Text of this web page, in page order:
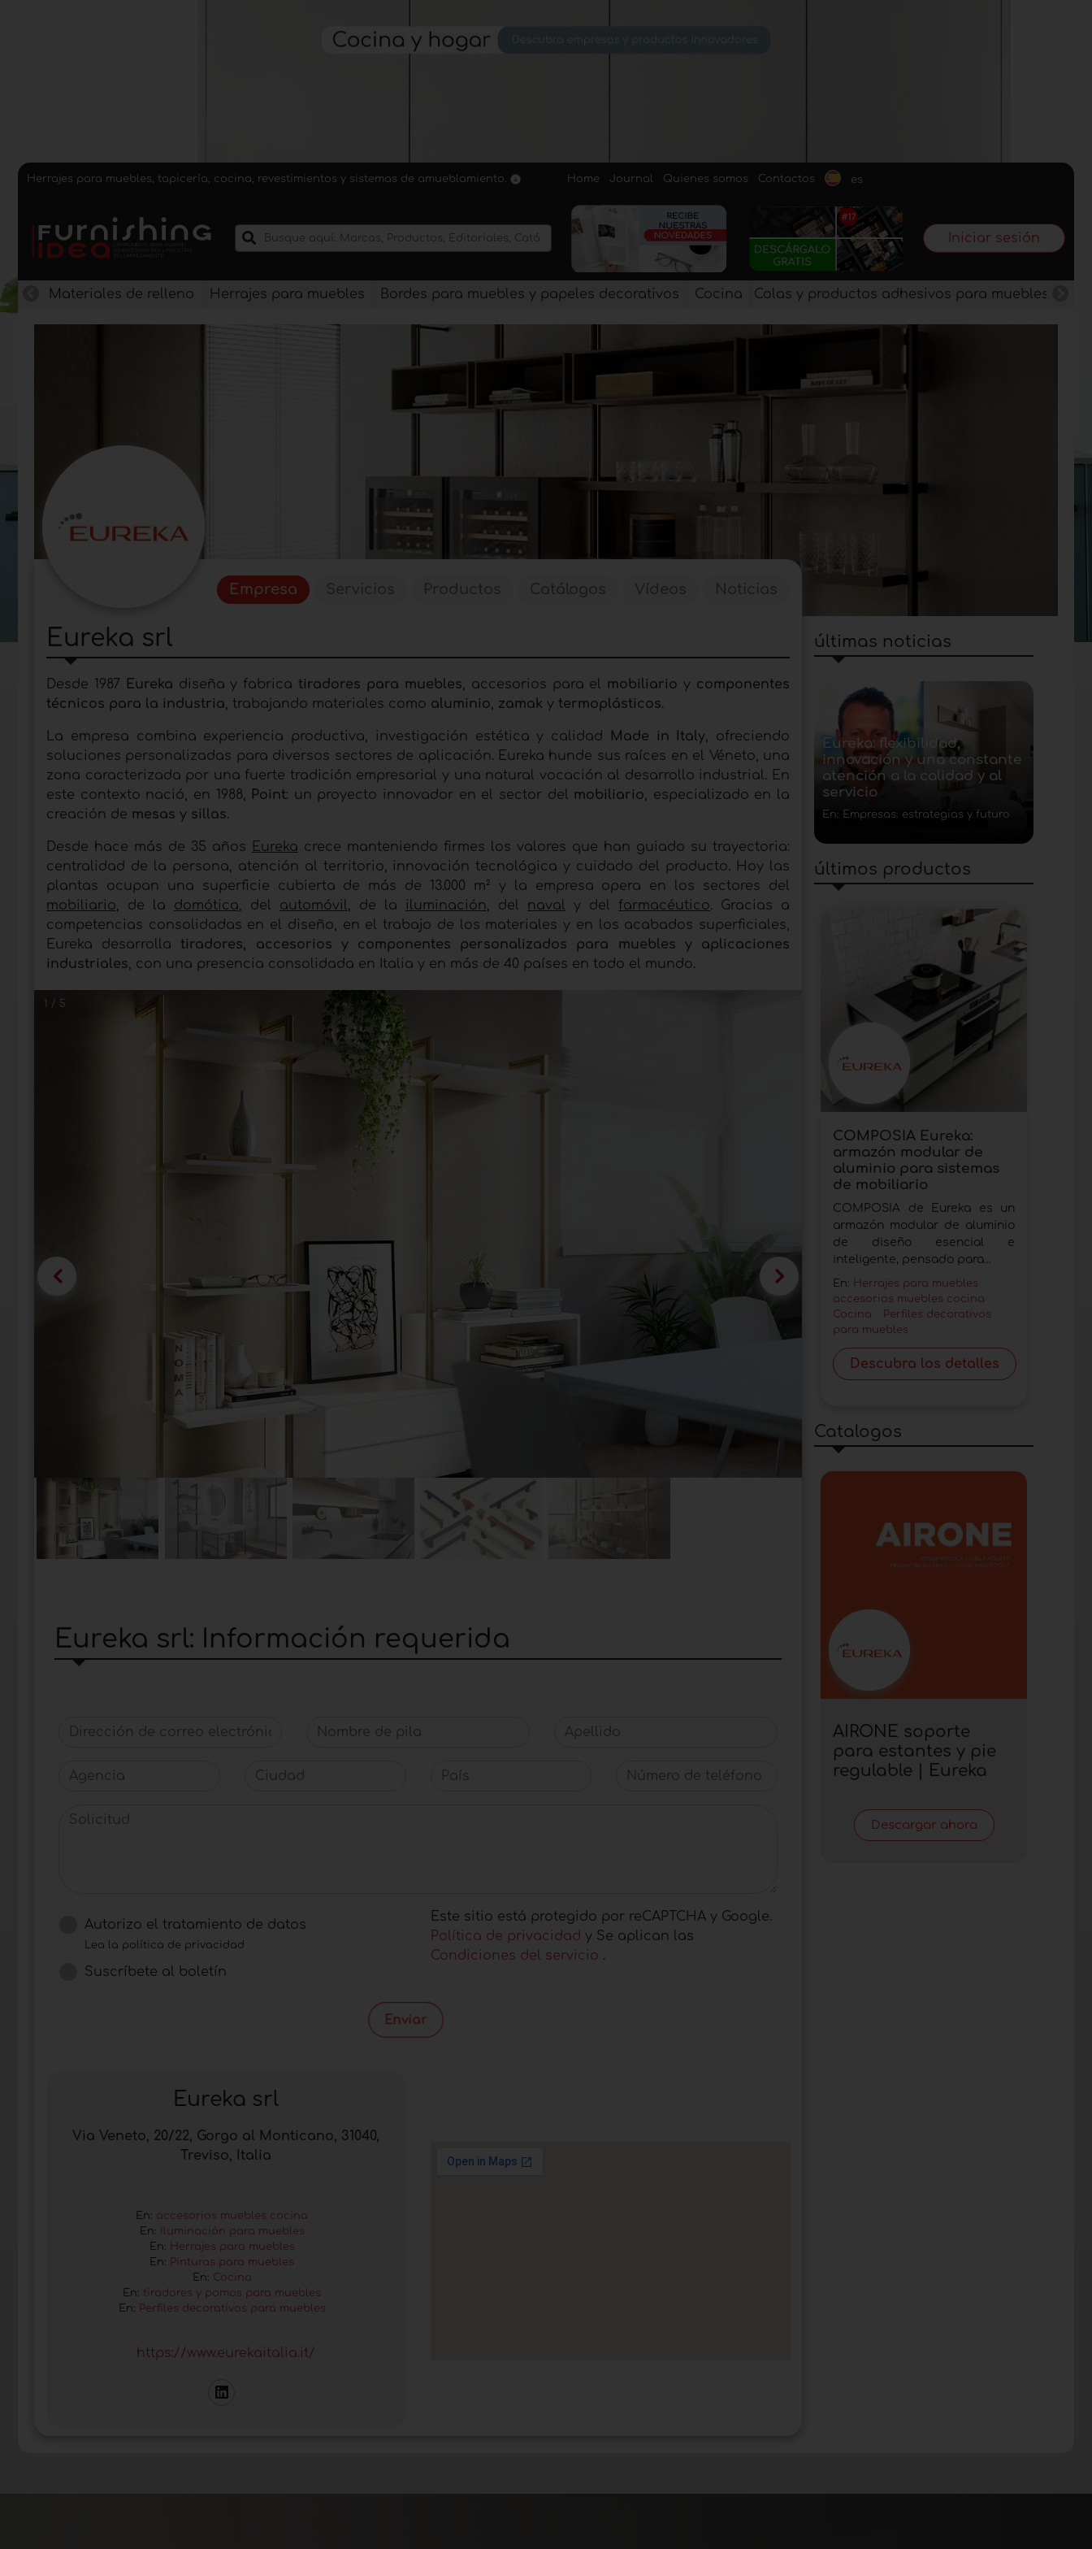
Herrajes para muebles, tapicería, cocina, revestimientos y sistemas de amueblamiento. Home Journal Quienes somos Contactos es
Iniciar sesión
Materiales de relleno Herrajes para muebles Bordes para muebles y papeles decorativos Cocina Colas y productos adhesivos para muebles
Empresa Servicios Productos Catálogos Vídeos Noticias
Eureka srl
Desde 1987 Eureka diseña y fabricatiradores para muebles, accesorios para el mobiliario y componentes
técnicos para la industria, trabajando materiales como aluminio, zamak y termoplásticos.
La empresa combina experiencia productiva, investigación estética y calidad Made in Italy, ofreciendo
soluciones personalizadas para diversos sectores de aplicación. Eureka hunde sus raíces en el Véneto, una
zona caracterizada por una fuerte tradición empresarial y una natural vocación al desarrollo industrial. En
este contexto nació, en 1988, Point: un proyecto innovador en el sector del mobiliario, especializado en la
creación de mesas y sillas.
Desde hace más de 35 años Eureka crece manteniendo firmes los valores que han guiado su trayectoria:
centralidad de la persona, atención al territorio, innovación tecnológica y cuidado del producto. Hoy las
plantas ocupan una superficie cubierta de más de 13.000 m² y la empresa opera en los sectores del
mobiliario, de la domótica, del automóvil, de la iluminación, del naval y del farmacéutico. Gracias a
competencias consolidadas en el diseño, en el trabajo de los materiales y en los acabados superficiales,
Eureka desarrollatiradores, accesorios y componentes personalizados para muebles y aplicaciones
industriales, con una presencia consolidada en Italia y en más de 40 países en todo el mundo.
1 / 5
Eureka srl: Información requerida
Dirección de correo electrónico Nombre de pila Apellido
Agencia Ciudad País Número de teléfono
Solicitud
Autorizo ​​el tratamiento de datos
Lea la política de privacidad
Suscríbete al boletín
Este sitio está protegido por reCAPTCHA y Google.
Política de privacidad y Se aplican las
Condiciones del servicio .
Enviar
Eureka srl
Via Veneto, 20/22, Gorgo al Monticano, 31040,
Treviso, Italia
En: accesorios muebles cocina
En:
Iluminación para muebles
En: Herrajes para muebles
En: Pinturas para muebles
En: Cocina
En: tiradores y pomos para muebles
En: Perfiles decorativos para muebles
https://www.eurekaitalia.it/
últimas noticias
Eureka: flexibilidad,
innovación y una constante
atención a la calidad y al
servicio
En: Empresas: estrategias y futuro
últimos productos
COMPOSIA Eureka:
armazón modular de
aluminio para sistemas
de mobiliario
COMPOSIA de Eureka es un
armazón modular de aluminio
de diseño esencial e
inteligente, pensado para...
En: Herrajes para muebles
accesorios muebles cocina
Cocina
Perfiles decorativos
para muebles
Descubra los detalles
Catalogos
AIRONE soporte
para estantes y pie
regulable | Eureka
Descargar ahora